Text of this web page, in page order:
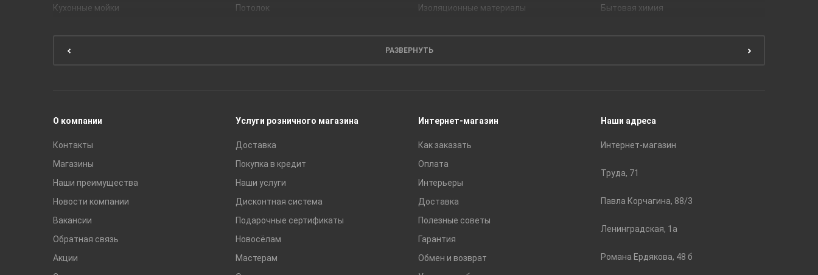
Кухонные мойки
Потолок
Изоляционные материалы
Сухие смеси
Бытовая химия
РАЗВЕРНУТЬ
О компании
Контакты
Магазины
Наши преимущества
Новости компании
Вакансии
Обратная связь
Акции
Услуги розничного магазина
Доставка
Покупка в кредит
Наши услуги
Дисконтная система
Подарочные сертификаты
Новосёлам
Мастерам
Интернет-магазин
Как заказать
Оплата
Интерьеры
Доставка
Полезные советы
Гарантия
Обмен и возврат
Наши адреса
Интернет-магазин
Труда, 71
Павла Корчагина, 88/3
Ленинградская, 1а
Романа Ердякова, 48 б